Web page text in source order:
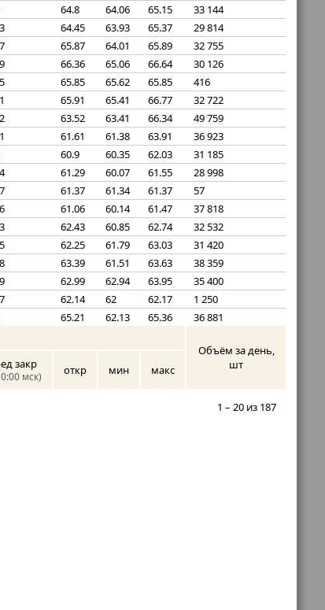
64.8 64.06 65.15
33 144
64.45 63.93 65.37
29 814
65.87 64.01 65.89
32 755
66.36 65.06 66.64
30 126
65.85 65.62 65.85
416
65.91 65.41 66.77
32 722
63.52 63.41 66.34
49 759
61.61 61.38 63.91
36 923
60.9 60.35 62.03
31 185
61.29 60.07 61.55
28 998
61.37 61.34 61.37
57
61.06 60.14 61.47
37 818
62.43 60.85 62.74
32 532
62.25 61.79 63.03
31 420
63.39 61.51 63.63
38 359
62.99 62.94 63.95
35 400
62.14 62 62.17
1 250
65.21 62.13 65.36 36 881
Объём за день,
шт
закр
мск) откр мин макс
1 – 20 из 187